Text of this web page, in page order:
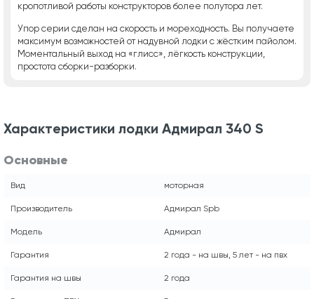
кропотливой работы конструкторов более полутора лет.
Упор серии сделан на скорость и мореходность. Вы получаете
максимум возможностей от надувной лодки с жёстким пайолом.
Моментальный выход на «глисс», лёгкость конструкции,
простота сборки-разборки.
Характеристики лодки Адмирал 340 S
Основные
Вид моторная
Производитель Адмирал Spb
Модель Адмирал
Гарантия 2 года - на швы, 5 лет - на пвх
Гарантия на швы 2 года